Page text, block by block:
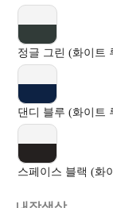
정글 그린 (화이트
댄디 블루 (화이트
스페이스 블랙 (화